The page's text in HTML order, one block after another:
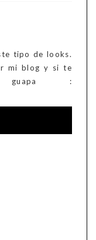
tipo de looks.
mi blog y si te
: